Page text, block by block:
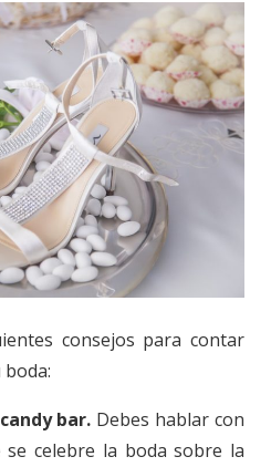
consejos para contar
bar. Debes hablar con
celebre la boda sobre la